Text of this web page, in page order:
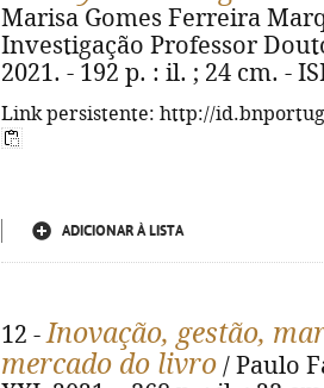
Marisa Gomes Ferreira
Investigação Professor
2021. - 192 p. : il. ; 24 cm. -
Link persistente: http://
ADICIONAR À LISTA
12 -Inovação, gestão,
mercado do livro / Paulo